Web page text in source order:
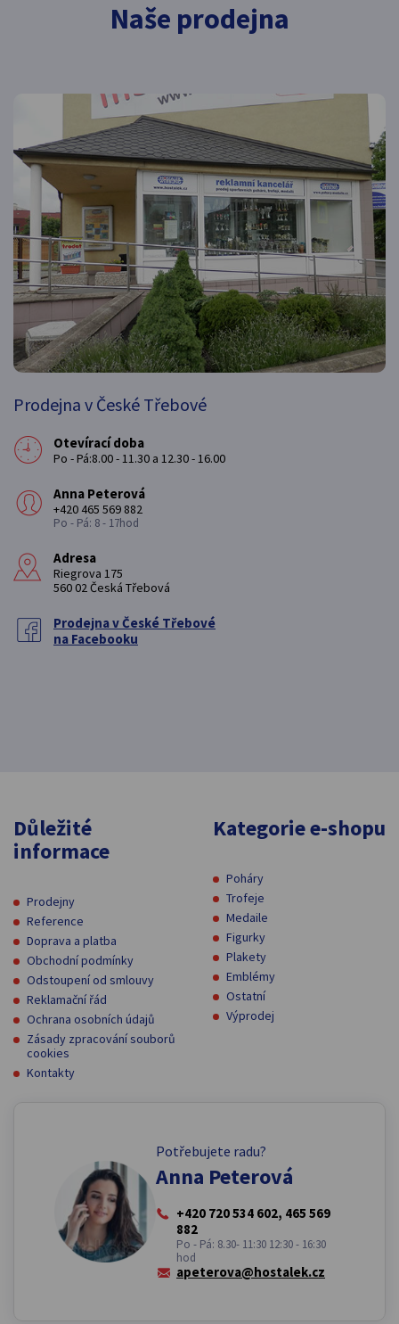
Naše prodejna
Prodejna v České Třebové
Otevírací doba
Po - Pá:8.00 - 11.30 a 12.30 - 16.00
Anna Peterová
+420 465 569 882
Po - Pá: 8 - 17hod
Adresa
Riegrova 175
560 02 Česká Třebová
Prodejna v České Třebové
na Facebooku
Důležité
informace
Prodejny
Reference
Doprava a platba
Obchodní podmínky
Odstoupení od smlouvy
Reklamační řád
Ochrana osobních údajů
Zásady zpracování souborů
cookies
Kontakty
Kategorie e-shopu
Poháry
Trofeje
Medaile
Figurky
Plakety
Emblémy
Ostatní
Výprodej
Potřebujete radu?
Anna Peterová
+420 720 534 602, 465 569
882
Po - Pá: 8.30- 11:30 12:30 - 16:30
hod
apeterova@hostalek.cz